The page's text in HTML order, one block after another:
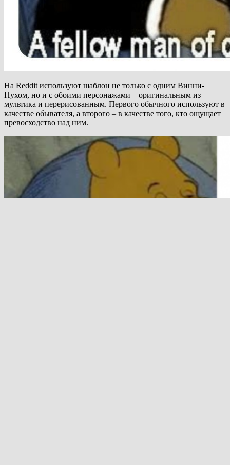
На Reddit используют шаблон не только с одним Винни-
Пухом, но и с обоими персонажами – оригинальным из
мультика и перерисованным. Первого обычного используют в
качестве обывателя, а второго – в качестве того, кто ощущает
превосходство над ним.